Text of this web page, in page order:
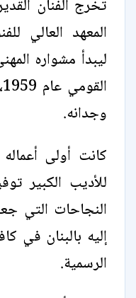
تخرج الفنان
ليبدأ مشواره
وجدانه.
كانت أولى
للأديب الكبير
النجاحات التي
إليه بالبنان في
الرسمية.